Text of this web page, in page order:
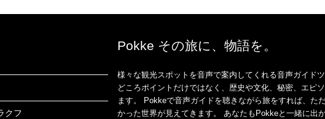
クフ
Pokke その旅に、物語を。
様々な観光スポットを音声で案内してくれる音声ガイド
どころポイントだけではなく、歴史や文化、秘密、エピ
ます。 Pokkeで音声ガイドを聴きながら旅をすれば、た
かった世界が見えてきます。 あなたもPokkeと一緒に出